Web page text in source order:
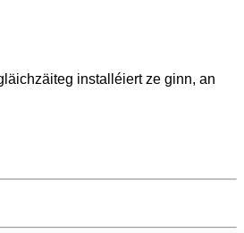
installéiert ze ginn, an